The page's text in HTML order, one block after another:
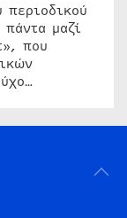
περιοδικού
μαζί
που